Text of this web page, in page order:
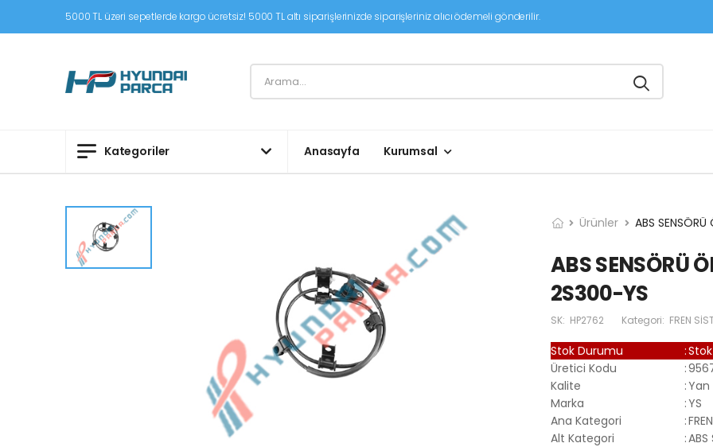
5000 TL üzeri sepetlerde kargo ücretsiz! 5000 TL altı siparişlerinizde siparişleriniz alıcı ödemeli gönderilir.
Kategoriler Anasayfa Kurumsal
Ürünler ABS
ABS SENSÖRÜ
2S300-YS
SK: HP2762 Kategori: FREN
Stok Durumu :
Üretici Kodu
:
Kalite
:Yan
Marka
:YS
Ana Kategori
:
Alt Kategori
:ABS